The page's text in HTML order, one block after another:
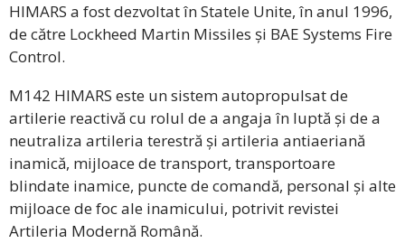
HIMARS a fost dezvoltat în Statele Unite, în anul 1996,
de către Lockheed Martin Missiles și BAE Systems Fire
Control.
M142 HIMARS este un sistem autopropulsat de
artilerie reactivă cu rolul de a angaja în luptă și de a
neutraliza artileria terestră și artileria antiaeriană
inamică, mijloace de transport, transportoare
blindate inamice, puncte de comandă, personal și alte
mijloace de foc ale inamicului, potrivit revistei
Artileria Modernă Română.